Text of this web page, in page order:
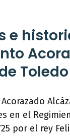
e
Toledo
en el
por el rey